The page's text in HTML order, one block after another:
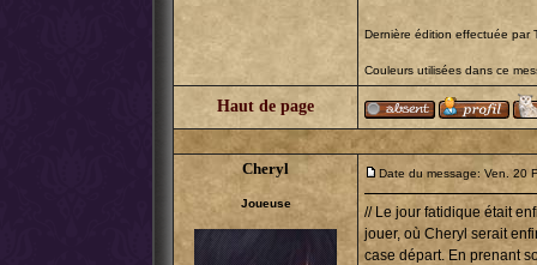
Dernière édition effectuée par
Couleurs utilisées dans ce
Haut de page
Cheryl
Joueuse
Date du message: Ven. 20
// Le jour fatidique était
jouer, où Cheryl serait
case départ. En prenant